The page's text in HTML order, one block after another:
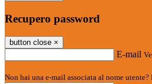
Recupero password
button close ×
E-mail
Non hai una e-mail associata al nome